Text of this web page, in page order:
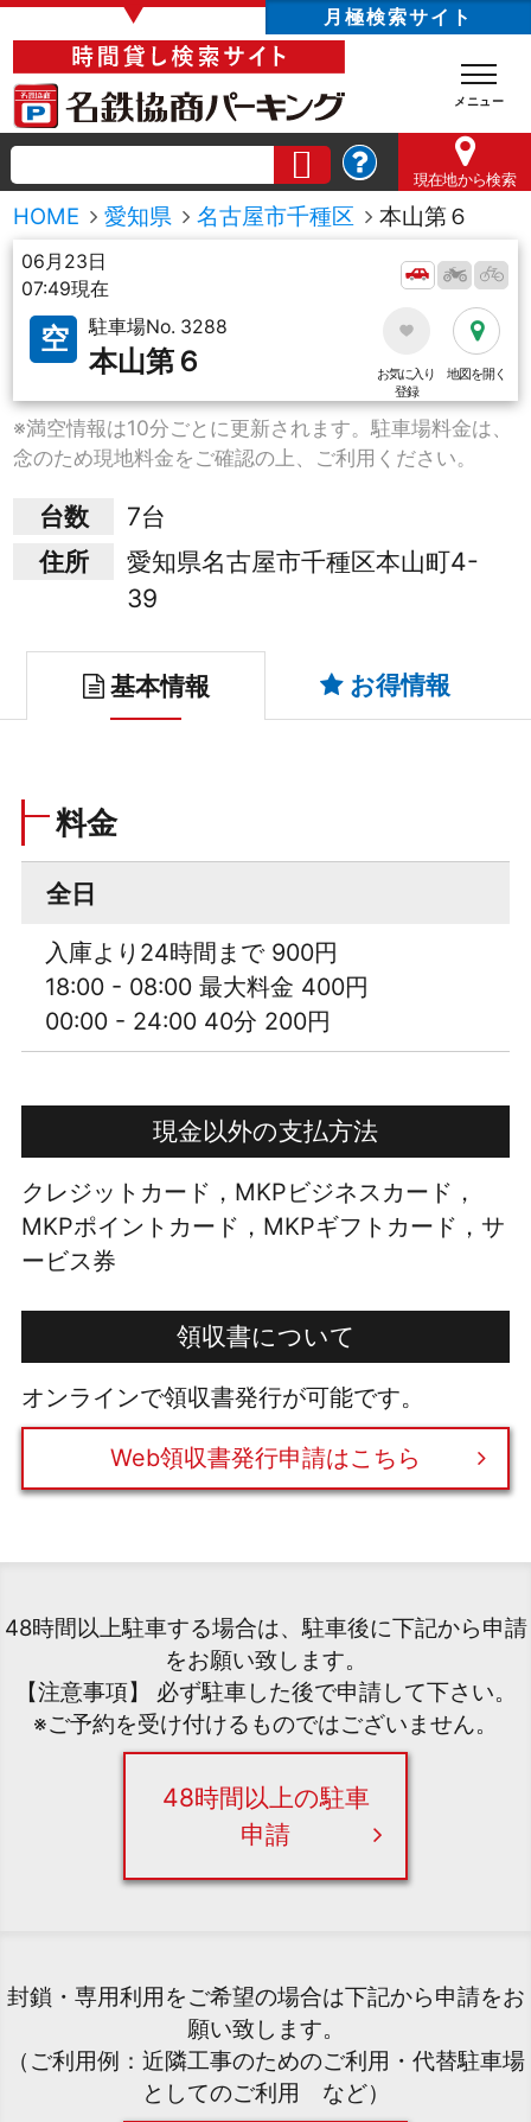
▼ 月極検索サイト
現在地から検索
HOME 愛知県 名古屋市千種区 本山第６
06月23日
07:49現在
空 駐車場No. 3288
本山第６
お気に入り
登録
地図を開く
※満空情報は10分ごとに更新されます。駐車場料金は、
念のため現地料金をご確認の上、ご利用ください。
台数
7台
住所
愛知県名古屋市千種区本山町4-
39
基本情報 お得情報
料金
全日
入庫より24時間まで 900円
18:00 - 08:00 最大料金 400円
00:00 - 24:00 40分 200円
現金以外の支払方法
クレジットカード，MKPビジネスカード，
MKPポイントカード，MKPギフトカード，サ
ービス券
領収書について
オンラインで領収書発行が可能です。
Web領収書発行申請はこちら
48時間以上駐車する場合は、駐車後に下記から申請
をお願い致します。
【注意事項】 必ず駐車した後で申請して下さい。
※ご予約を受け付けるものではございません。
48時間以上の駐車
申請
封鎖・専用利用をご希望の場合は下記から申請をお
願い致します。
（ご利用例：近隣工事のためのご利用・代替駐車場
としてのご利用 など）